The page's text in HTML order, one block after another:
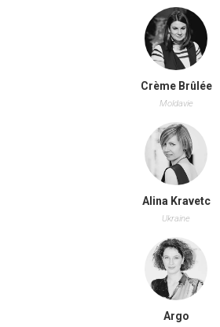
Crème Brûlée
Moldavie
Alina Kravetc
Ukraine
Argo